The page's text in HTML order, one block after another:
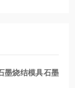
墨烧结模具石墨